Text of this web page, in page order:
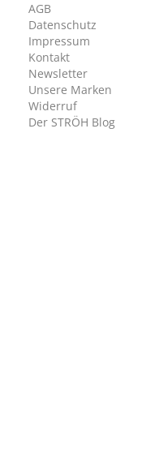
AGB
Datenschutz
Impressum
Kontakt
Newsletter
Unsere Marken
Widerruf
Der STRÖH Blog